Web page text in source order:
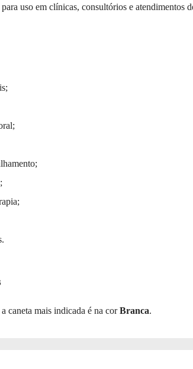
uso em clínicas, consultórios e atendimentos
caneta mais indicada é na corBranca.